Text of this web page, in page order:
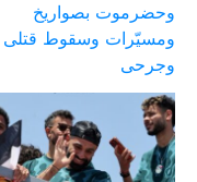
وحضرموت بصواريخ
ومسيّرات وسقوط قتلى
وجرحى